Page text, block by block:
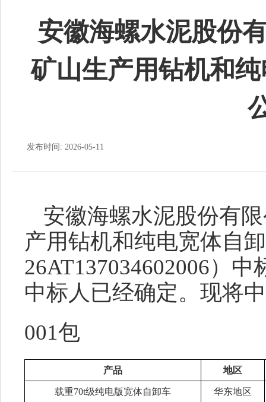
安徽海螺水泥股份
矿山生产用钻机和
发布时间: 2026-05-11
安徽海螺水泥股份有
产用钻机和纯电宽体自
26AT137034602006）
中标人已经确定。现
001包
产品 地区
载重70t级纯电版宽体自卸车 华东地区